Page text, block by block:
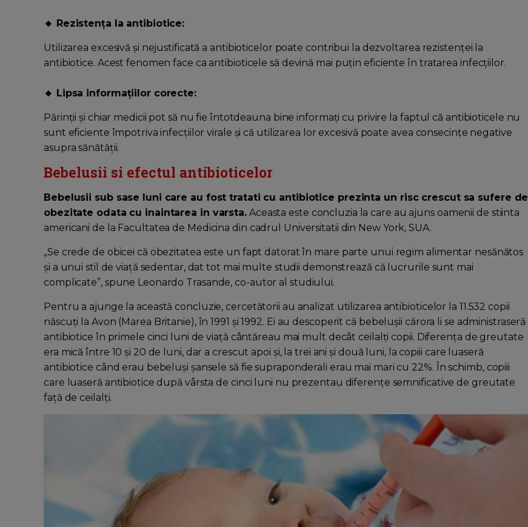
🔸 Rezistența la antibiotice:
Utilizarea excesivă și nejustificată a antibioticelor poate contribui la dezvoltarea rezistenței la
antibiotice. Acest fenomen face ca antibioticele să devină mai puțin eficiente în tratarea infecțiilor.
🔸 Lipsa informațiilor corecte:
Părinții și chiar medicii pot să nu fie întotdeauna bine informați cu privire la faptul că antibioticele nu
sunt eficiente împotriva infecțiilor virale și că utilizarea lor excesivă poate avea consecințe negative
asupra sănătății.
Bebelusii si efectul antibioticelor
Bebelusii sub sase luni care au fost tratati cu antibiotice prezinta un risc crescut sa sufere de
obezitate odata cu inaintarea in varsta. Aceasta este concluzia la care au ajuns oamenii de stiinta
americani de la Facultatea de Medicina din cadrul Universitatii din New York, SUA.
„Se crede de obicei că obezitatea este un fapt datorat în mare parte unui regim alimentar nesănătos
şi a unui stil de viaţă sedentar, dat tot mai multe studii demonstrează că lucrurile sunt mai
complicate”, spune Leonardo Trasande, co-autor al studiului.
Pentru a ajunge la această concluzie, cercetătorii au analizat utilizarea antibioticelor la 11.532 copii
născuţi la Avon (Marea Britanie), în 1991 şi 1992. Ei au descoperit că bebeluşii cărora li se administraseră
antibiotice în primele cinci luni de viaţă cântăreau mai mult decât ceilalţi copii. Diferenţa de greutate
era mică între 10 şi 20 de luni, dar a crescut apoi şi, la trei ani şi două luni, la copiii care luaseră
antibiotice când erau bebeluşi şansele să fie supraponderali erau mai mari cu 22%. În schimb, copiii
care luaseră antibiotice după vârsta de cinci luni nu prezentau diferenţe semnificative de greutate
faţă de ceilalţi.